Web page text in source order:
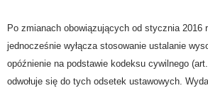
Po zmianach obowiązujących od stycznia 2016
jednocześnie wyłącza stosowanie ustalanie
opóźnienie na podstawie kodeksu cywilnego
odwołuje się do tych odsetek ustawowych.